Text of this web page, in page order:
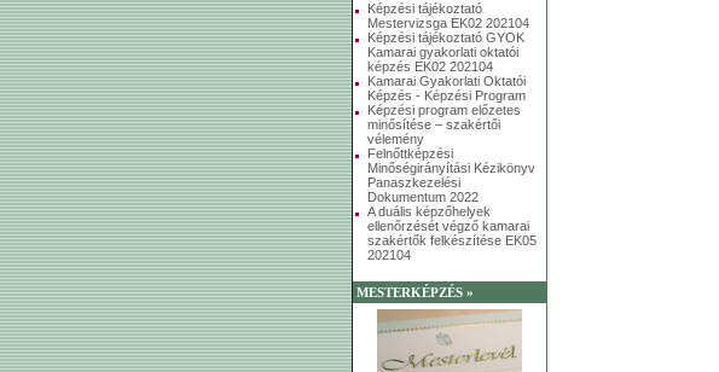
Képzési tájékoztató
Mestervizsga EK02 202104
Képzési tájékoztató GYOK
Kamarai gyakorlati oktatói
képzés EK02 202104
Kamarai Gyakorlati Oktatói
Képzés - Képzési Program
Képzési program előzetes
minősítése – szakértői
vélemény
Felnőttképzési
Minőségirányítási Kézikönyv
Panaszkezelési
Dokumentum 2022
A duális képzőhelyek
ellenőrzését végző kamarai
szakértők felkészítése EK05
202104
MESTERKÉPZÉS »